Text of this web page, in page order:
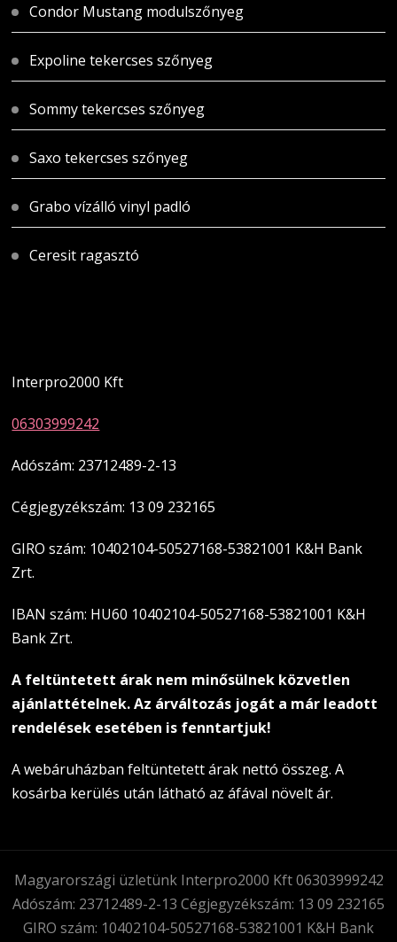
Condor Mustang modulszőnyeg
Expoline tekercses szőnyeg
Sommy tekercses szőnyeg
Saxo tekercses szőnyeg
Grabo vízálló vinyl padló
Ceresit ragasztó
Interpro2000 Kft
06303999242
Adószám: 23712489-2-13
Cégjegyzékszám: 13 09 232165
GIRO szám: 10402104-50527168-53821001 K&H Bank
Zrt.
IBAN szám: HU60 10402104-50527168-53821001 K&H
Bank Zrt.
A feltüntetett árak nem minősülnek közvetlen
ajánlattételnek. Az árváltozás jogát a már leadott
rendelések esetében is fenntartjuk!
A webáruházban feltüntetett árak nettó összeg. A
kosárba kerülés után látható az áfával növelt ár.
Magyarországi üzletünk Interpro2000 Kft 06303999242
Adószám: 23712489-2-13 Cégjegyzékszám: 13 09 232165
GIRO szám: 10402104-50527168-53821001 K&H Bank